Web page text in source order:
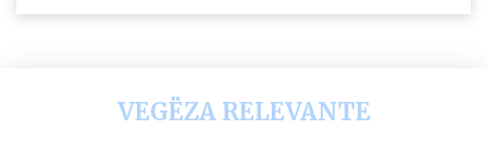
VEGËZA RELEVANTE